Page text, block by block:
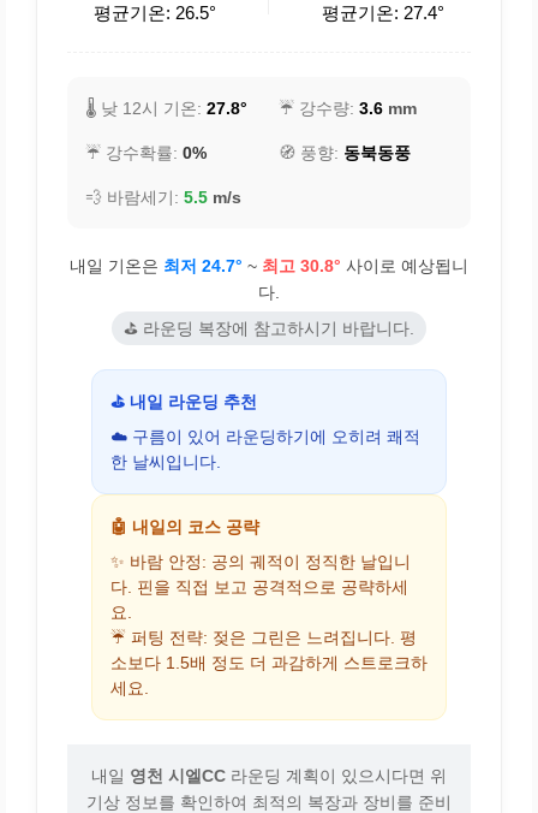
평균기온: 26.5°
평균기온: 27.4°
🌡️ 낮 12시 기온: 27.8° ☔ 강수량: 3.6 mm
☔ 강수확률: 0% 🧭 풍향: 동북동풍
💨 바람세기: 5.5 m/s
내일 기온은 최저 24.7° ~ 최고 30.8° 사이로 예상됩니
다.
⛳ 라운딩 복장에 참고하시기 바랍니다.
⛳ 내일 라운딩 추천
☁️ 구름이 있어 라운딩하기에 오히려 쾌적
한 날씨입니다.
🤖 내일의 코스 공략
✨ 바람 안정: 공의 궤적이 정직한 날입니
다. 핀을 직접 보고 공격적으로 공략하세
요.
☔ 퍼팅 전략: 젖은 그린은 느려집니다. 평
소보다 1.5배 정도 더 과감하게 스트로크하
세요.
내일 영천 시엘CC 라운딩 계획이 있으시다면 위
기상 정보를 확인하여 최적의 복장과 장비를 준비